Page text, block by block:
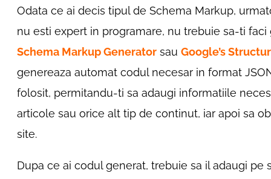
Odata ce ai decis tipul de Schema Markup,
nu esti expert in programare, nu trebuie sa-ti
Schema Markup Generator sauGoogle’s
genereaza automat codul necesar in format
folosit, permitandu-ti sa adaugi informatiile
articole sau orice alt tip de continut, iar apoi sa
site.
Dupa ce ai codul generat, trebuie sa il adaugi pe